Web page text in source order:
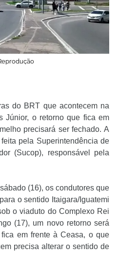
do BRT que acontecem na
Júnior, o retorno que fica em
precisará ser fechado. A
pela Superintendência de
(Sucop), responsável pela
(16), os condutores que
o sentido Itaigara/Iguatemi
o viaduto do Complexo Rei
(17), um novo retorno será
em frente à Ceasa, o que
precisa alterar o sentido de